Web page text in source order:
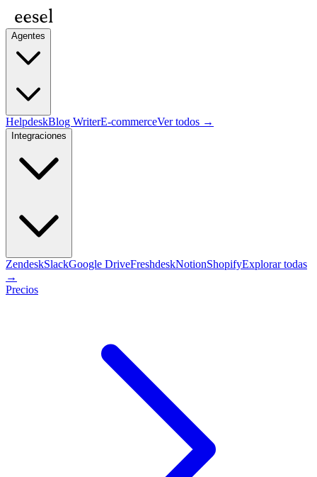
Agentes
HelpdeskBlog WriterE-commerceVer todos →
Integraciones
ZendeskSlackGoogle DriveFreshdeskNotionShopifyExplorar todas
→
Precios